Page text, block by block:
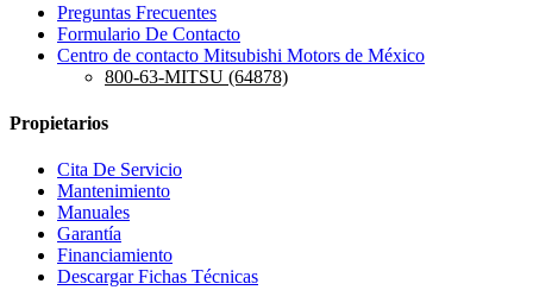
Preguntas Frecuentes
Formulario De Contacto
Centro de contacto Mitsubishi Motors de México
800-63-MITSU (64878)
Propietarios
Cita De Servicio
Mantenimiento
Manuales
Garantía
Financiamiento
Descargar Fichas Técnicas